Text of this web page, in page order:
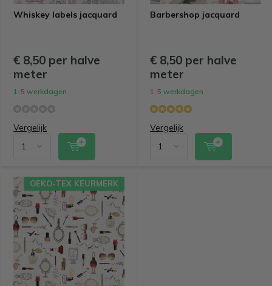
Whiskey labels jacquard
€ 8,50 per halve
meter
1-5 werkdagen
Vergelijk
Barbershop jacquard
€ 8,50 per halve
meter
1-5 werkdagen
Vergelijk
OEKO-TEX KEURMERK